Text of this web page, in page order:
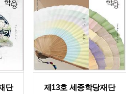
단
제13호 세종학당재단